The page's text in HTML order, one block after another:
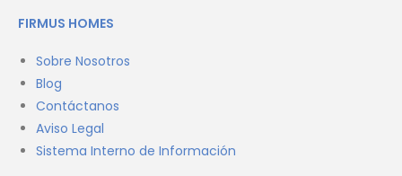
FIRMUS HOMES
Sobre Nosotros
Blog
Contáctanos
Aviso Legal
Sistema Interno de Información